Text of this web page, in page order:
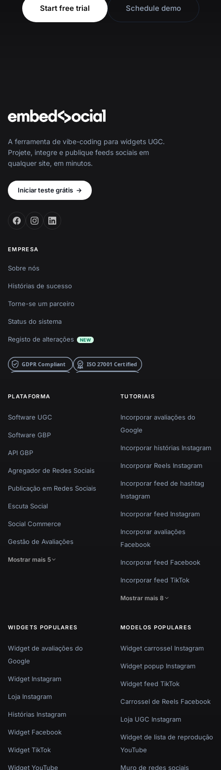
Start free trial Schedule demo
A ferramenta de vibe-coding para widgets UGC.
Projete, integre e publique feeds sociais em
qualquer site, em minutos.
Iniciar teste grátis →
EMPRESA
Sobre nós
Histórias de sucesso
Torne-se um parceiro
Status do sistema
Registo de alterações NEW
PLATAFORMA
Software UGC
Software GBP
API GBP
Agregador de Redes Sociais
Publicação em Redes Sociais
Escuta Social
Social Commerce
Gestão de Avaliações
Mostrar mais 5
TUTORIAIS
Incorporar avaliações do
Google
Incorporar histórias Instagram
Incorporar Reels Instagram
Incorporar feed de hashtag
Instagram
Incorporar feed Instagram
Incorporar avaliações
Facebook
Incorporar feed Facebook
Incorporar feed TikTok
Mostrar mais 8
WIDGETS POPULARES
Widget de avaliações do
Google
Widget Instagram
Loja Instagram
Histórias Instagram
Widget Facebook
Widget TikTok
Widget YouTube
MODELOS POPULARES
Widget carrossel Instagram
Widget popup Instagram
Widget feed TikTok
Carrossel de Reels Facebook
Loja UGC Instagram
Widget de lista de reprodução
YouTube
Muro de redes sociais